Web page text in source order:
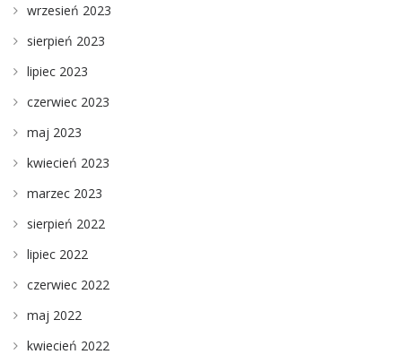
wrzesień 2023
sierpień 2023
lipiec 2023
czerwiec 2023
maj 2023
kwiecień 2023
marzec 2023
sierpień 2022
lipiec 2022
czerwiec 2022
maj 2022
kwiecień 2022